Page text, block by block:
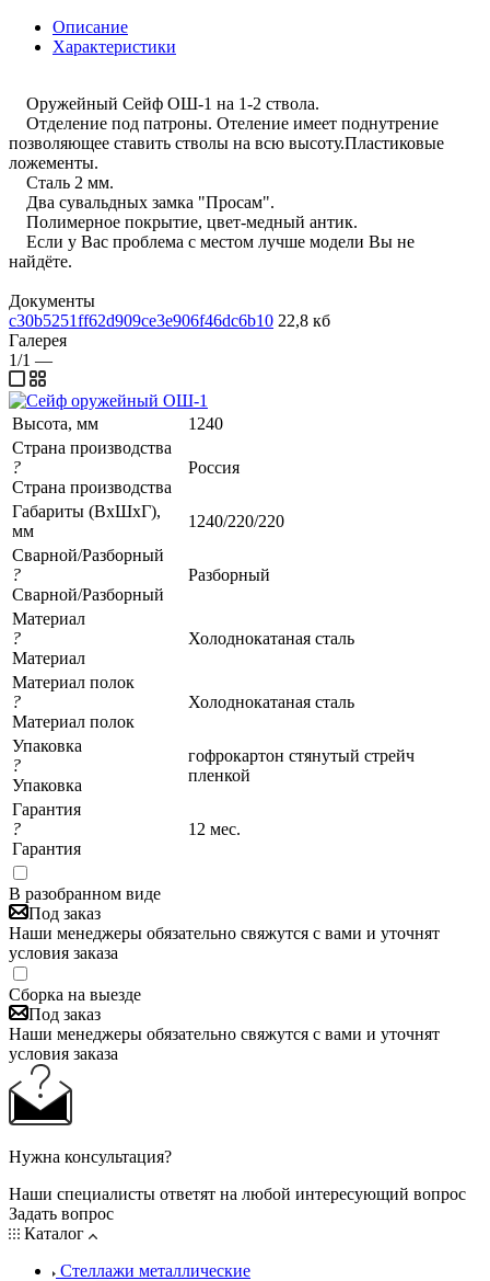
Описание
Характеристики
Оружейный Сейф ОШ-1 на 1-2 ствола.
Отделение под патроны. Отеление имеет поднутрение
позволяющее ставить стволы на всю высоту.Пластиковые
ложементы.
Сталь 2 мм.
Два сувальдных замка "Просам".
Полимерное покрытие, цвет-медный антик.
Если у Вас проблема с местом лучше модели Вы не
найдёте.
Документы
c30b5251ff62d909ce3e906f46dc6b10 22,8 кб
Галерея
1/1 —
Высота, мм
1240
Страна производства
?
Страна производства
Россия
Габариты (ВхШхГ),
мм
1240/220/220
Сварной/Разборный
?
Сварной/Разборный
Разборный
Материал
?
Материал
Холоднокатаная сталь
Материал полок
?
Материал полок
Холоднокатаная сталь
Упаковка
?
Упаковка
гофрокартон стянутый стрейч
пленкой
Гарантия
?
Гарантия
12 мес.
В разобранном виде
Под заказ
Наши менеджеры обязательно свяжутся с вами и уточнят
условия заказа
Сборка на выезде
Под заказ
Наши менеджеры обязательно свяжутся с вами и уточнят
условия заказа
Нужна консультация?
Наши специалисты ответят на любой интересующий вопрос
Задать вопрос
Каталог
Стеллажи металлические